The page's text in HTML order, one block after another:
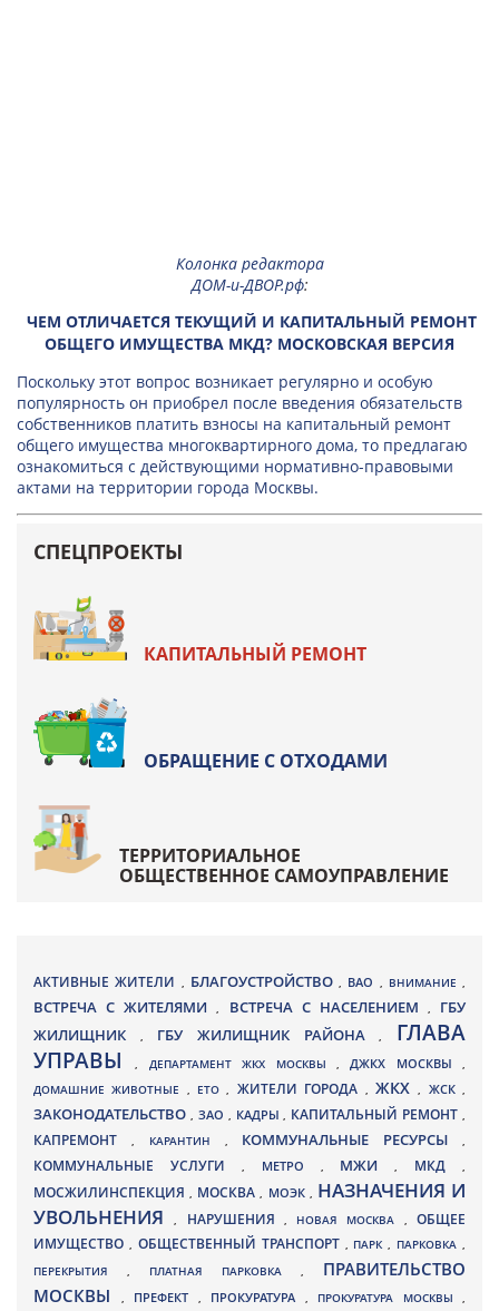
Колонка редактора
ДОМ-и-ДВОР.рф:
ЧЕМ ОТЛИЧАЕТСЯ ТЕКУЩИЙ И КАПИТАЛЬНЫЙ РЕМОНТ
ОБЩЕГО ИМУЩЕСТВА МКД? МОСКОВСКАЯ ВЕРСИЯ
Поскольку этот вопрос возникает регулярно и особую
популярность он приобрел после введения обязательств
собственников платить взносы на капитальный ремонт
общего имущества многоквартирного дома, то предлагаю
ознакомиться с действующими нормативно-правовыми
актами на территории города Москвы.
СПЕЦПРОЕКТЫ
КАПИТАЛЬНЫЙ РЕМОНТ
ОБРАЩЕНИЕ С ОТХОДАМИ
ТЕРРИТОРИАЛЬНОЕ
ОБЩЕСТВЕННОЕ САМОУПРАВЛЕНИЕ
АКТИВНЫЕ ЖИТЕЛИ , БЛАГОУСТРОЙСТВО , ВАО , ВНИМАНИЕ ,
ВСТРЕЧА С ЖИТЕЛЯМИ, ВСТРЕЧА С НАСЕЛЕНИЕМ , ГБУ
ЖИЛИЩНИК
, ГБУ ЖИЛИЩНИК РАЙОНА, ГЛАВА
УПРАВЫ, ДЕПАРТАМЕНТ ЖКХ МОСКВЫ ,ДЖКХ МОСКВЫ ,
ДОМАШНИЕ ЖИВОТНЫЕ , ЕТО, ЖИТЕЛИ ГОРОДА , ЖКХ, ЖСК,
ЗАКОНОДАТЕЛЬСТВО , ЗАО , КАДРЫ, КАПИТАЛЬНЫЙ РЕМОНТ ,
КАПРЕМОНТ , КАРАНТИН , КОММУНАЛЬНЫЕ РЕСУРСЫ,
КОММУНАЛЬНЫЕ УСЛУГИ , МЕТРО , МЖИ, МКД ,
МОСЖИЛИНСПЕКЦИЯ, МОСКВА , МОЭК , НАЗНАЧЕНИЯ И
УВОЛЬНЕНИЯ, НАРУШЕНИЯ , НОВАЯ МОСКВА ,ОБЩЕЕ
ИМУЩЕСТВО , ОБЩЕСТВЕННЫЙ ТРАНСПОРТ , ПАРК, ПАРКОВКА ,
ПЕРЕКРЫТИЯ , ПЛАТНАЯ ПАРКОВКА , ПРАВИТЕЛЬСТВО
МОСКВЫ
, ПРЕФЕКТ , ПРОКУРАТУРА , ПРОКУРАТУРА МОСКВЫ ,